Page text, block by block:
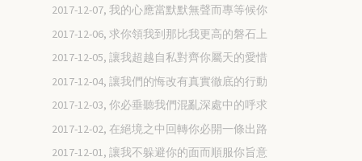
2017-12-07, 我的心應當默默無聲而專等候你
2017-12-06, 求你領我到那比我更高的磐石上
2017-12-05, 讓我超越自私對齊你屬天的愛惜
2017-12-04, 讓我們的悔改有真實徹底的行動
2017-12-03, 你必垂聽我們混亂深處中的呼求
2017-12-02, 在絕境之中回轉你必開一條出路
2017-12-01, 讓我不躲避你的面而順服你旨意